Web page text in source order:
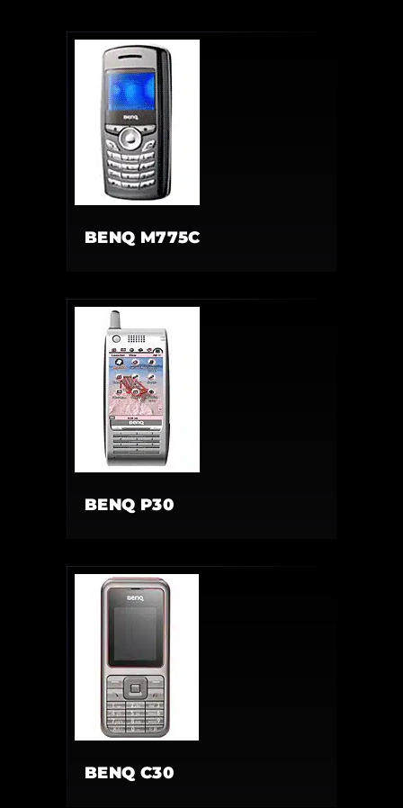
BENQ M775C
BENQ P30
BENQ C30